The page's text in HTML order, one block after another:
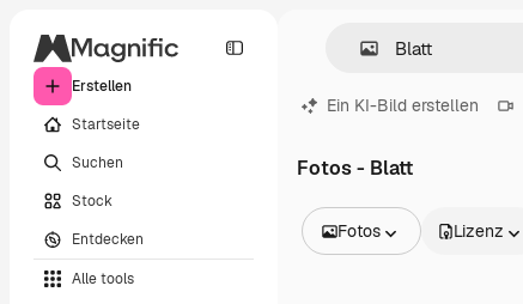
Erstellen
Startseite
Suchen
Stock
Entdecken
Alle tools
Ein KI-Bild erstellen
Fotos - Blatt
Fotos Lizenz